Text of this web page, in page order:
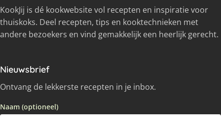
KookJij is dé kookwebsite vol recepten en inspiratie voor
thuiskoks. Deel recepten, tips en kooktechnieken met
andere bezoekers en vind gemakkelijk een heerlijk gerecht.
Nieuwsbrief
Ontvang de lekkerste recepten in je inbox.
Naam (optioneel)